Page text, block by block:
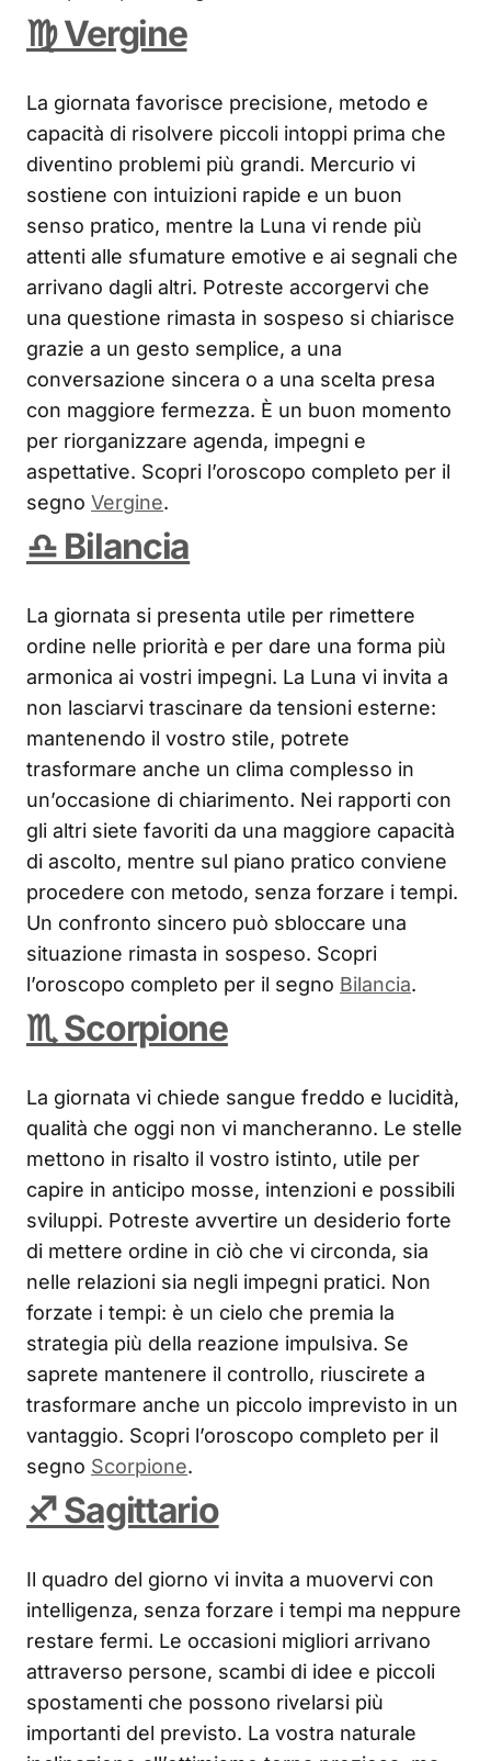
♍ Vergine
La giornata favorisce precisione, metodo e
capacità di risolvere piccoli intoppi prima che
diventino problemi più grandi. Mercurio vi
sostiene con intuizioni rapide e un buon
senso pratico, mentre la Luna vi rende più
attenti alle sfumature emotive e ai segnali che
arrivano dagli altri. Potreste accorgervi che
una questione rimasta in sospeso si chiarisce
grazie a un gesto semplice, a una
conversazione sincera o a una scelta presa
con maggiore fermezza. È un buon momento
per riorganizzare agenda, impegni e
aspettative. Scopri l’oroscopo completo per il
segno Vergine.
♎ Bilancia
La giornata si presenta utile per rimettere
ordine nelle priorità e per dare una forma più
armonica ai vostri impegni. La Luna vi invita a
non lasciarvi trascinare da tensioni esterne:
mantenendo il vostro stile, potrete
trasformare anche un clima complesso in
un’occasione di chiarimento. Nei rapporti con
gli altri siete favoriti da una maggiore capacità
di ascolto, mentre sul piano pratico conviene
procedere con metodo, senza forzare i tempi.
Un confronto sincero può sbloccare una
situazione rimasta in sospeso. Scopri
l’oroscopo completo per il segno Bilancia.
♏ Scorpione
La giornata vi chiede sangue freddo e lucidità,
qualità che oggi non vi mancheranno. Le stelle
mettono in risalto il vostro istinto, utile per
capire in anticipo mosse, intenzioni e possibili
sviluppi. Potreste avvertire un desiderio forte
di mettere ordine in ciò che vi circonda, sia
nelle relazioni sia negli impegni pratici. Non
forzate i tempi: è un cielo che premia la
strategia più della reazione impulsiva. Se
saprete mantenere il controllo, riuscirete a
trasformare anche un piccolo imprevisto in un
vantaggio. Scopri l’oroscopo completo per il
segno Scorpione.
♐ Sagittario
Il quadro del giorno vi invita a muovervi con
intelligenza, senza forzare i tempi ma neppure
restare fermi. Le occasioni migliori arrivano
attraverso persone, scambi di idee e piccoli
spostamenti che possono rivelarsi più
importanti del previsto. La vostra naturale